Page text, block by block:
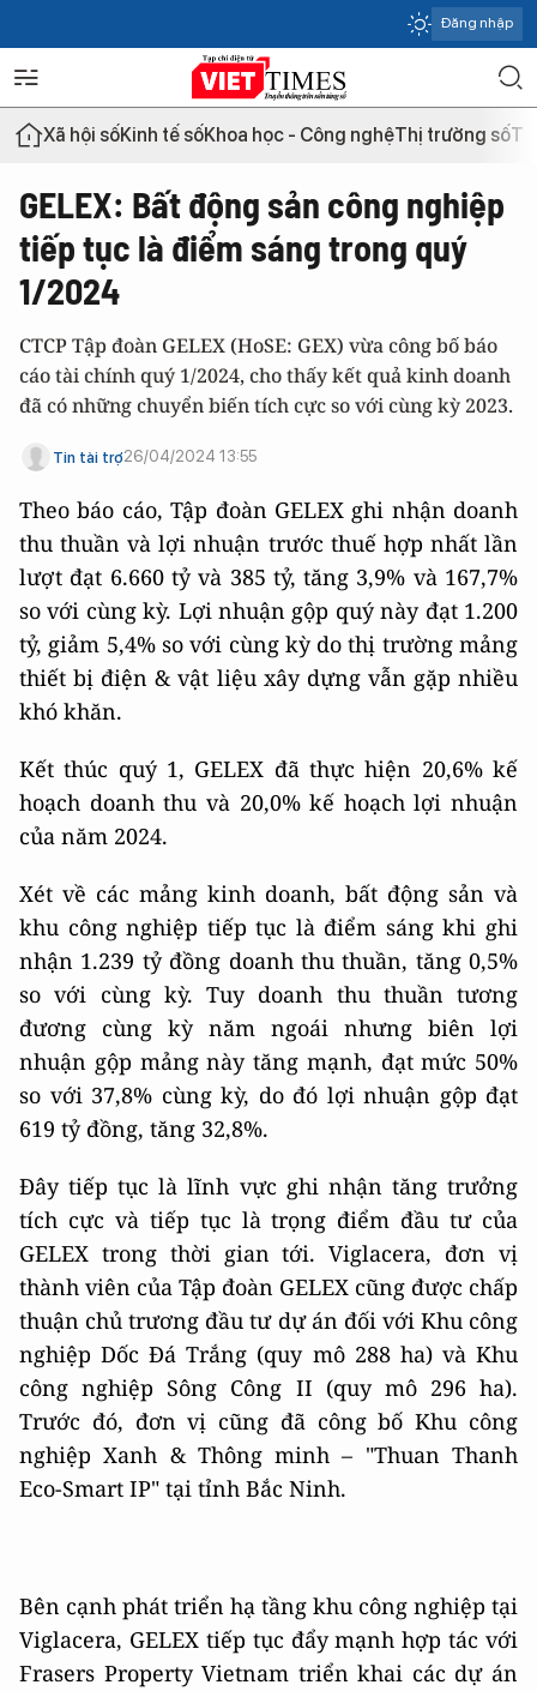
Đăng nhập
Xã hội sốKinh tế sốKhoa học - Công nghệThị trường số
GELEX: Bất động sản công nghiệp
tiếp tục là điểm sáng trong quý
1/2024
CTCP Tập đoàn GELEX (HoSE: GEX) vừa công bố báo
cáo tài chính quý 1/2024, cho thấy kết quả kinh doanh
đã có những chuyển biến tích cực so với cùng kỳ 2023.
Tin tài trợ26/04/2024 13:55
Theo báo cáo, Tập đoàn GELEX ghi nhận doanh
thu thuần và lợi nhuận trước thuế hợp nhất lần
lượt đạt 6.660 tỷ và 385 tỷ, tăng 3,9% và 167,7%
so với cùng kỳ. Lợi nhuận gộp quý này đạt 1.200
tỷ, giảm 5,4% so với cùng kỳ do thị trường mảng
thiết bị điện & vật liệu xây dựng vẫn gặp nhiều
khó khăn.
Kết thúc quý 1, GELEX đã thực hiện 20,6% kế
hoạch doanh thu và 20,0% kế hoạch lợi nhuận
của năm 2024.
Xét về các mảng kinh doanh, bất động sản và
khu công nghiệp tiếp tục là điểm sáng khi ghi
nhận 1.239 tỷ đồng doanh thu thuần, tăng 0,5%
so với cùng kỳ. Tuy doanh thu thuần tương
đương cùng kỳ năm ngoái nhưng biên lợi
nhuận gộp mảng này tăng mạnh, đạt mức 50%
so với 37,8% cùng kỳ, do đó lợi nhuận gộp đạt
619 tỷ đồng, tăng 32,8%.
Đây tiếp tục là lĩnh vực ghi nhận tăng trưởng
tích cực và tiếp tục là trọng điểm đầu tư của
GELEX trong thời gian tới. Viglacera, đơn vị
thành viên của Tập đoàn GELEX cũng được chấp
thuận chủ trương đầu tư dự án đối với Khu công
nghiệp Dốc Đá Trắng (quy mô 288 ha) và Khu
công nghiệp Sông Công II (quy mô 296 ha).
Trước đó, đơn vị cũng đã công bố Khu công
nghiệp Xanh & Thông minh – "Thuan Thanh
Eco-Smart IP" tại tỉnh Bắc Ninh.
Bên cạnh phát triển hạ tầng khu công nghiệp tại
Viglacera, GELEX tiếp tục đẩy mạnh hợp tác với
Frasers Property Vietnam triển khai các dự án